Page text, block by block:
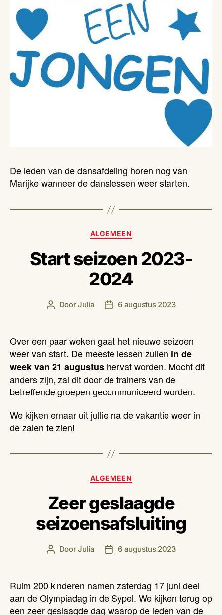
De leden van de dansafdeling horen nog van
Marijke wanneer de danslessen weer starten.
Categorieën
ALGEMEEN
Start seizoen 2023-
2024
Berichtauteur
DoorJulia Berichtdatum
6 augustus 2023
Over een paar weken gaat het nieuwe seizoen
weer van start. De meeste lessen zullen in de
week van 21 augustus hervat worden. Mocht dit
anders zijn, zal dit door de trainers van de
betreffende groepen gecommuniceerd worden.
We kijken ernaar uit jullie na de vakantie weer in
de zalen te zien!
Categorieën
ALGEMEEN
Zeer geslaagde
seizoensafsluiting
Berichtauteur
DoorJulia Berichtdatum
6 augustus 2023
Ruim 200 kinderen namen zaterdag 17 juni deel
aan de Olympiadag in de Sypel. We kijken terug op
een zeer geslaagde dag waarop de leden van de